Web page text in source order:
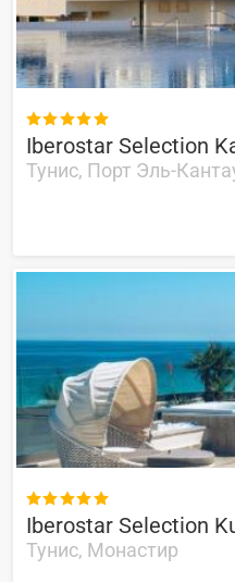

Iberostar Selection
Тунис, Порт Эль-

Iberostar Selection
Тунис, Монастир